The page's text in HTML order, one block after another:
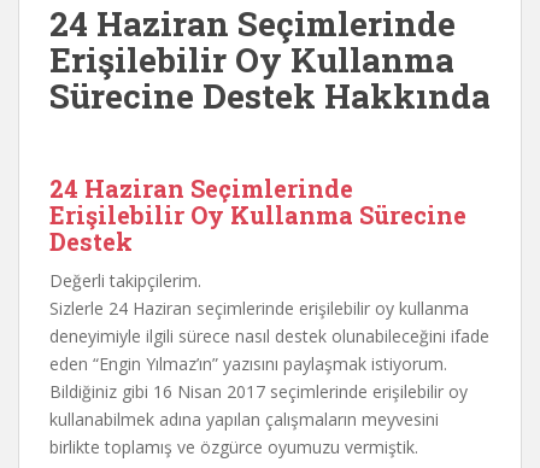
24 Haziran Seçimlerinde
Erişilebilir Oy Kullanma
Sürecine Destek Hakkında
24 Haziran Seçimlerinde
Erişilebilir Oy Kullanma Sürecine
Destek
Değerli takipçilerim.
Sizlerle 24 Haziran seçimlerinde erişilebilir oy kullanma
deneyimiyle ilgili sürece nasıl destek olunabileceğini ifade
eden “Engin Yılmaz’ın” yazısını paylaşmak istiyorum.
Bildiğiniz gibi 16 Nisan 2017 seçimlerinde erişilebilir oy
kullanabilmek adına yapılan çalışmaların meyvesini
birlikte toplamış ve özgürce oyumuzu vermiştik.